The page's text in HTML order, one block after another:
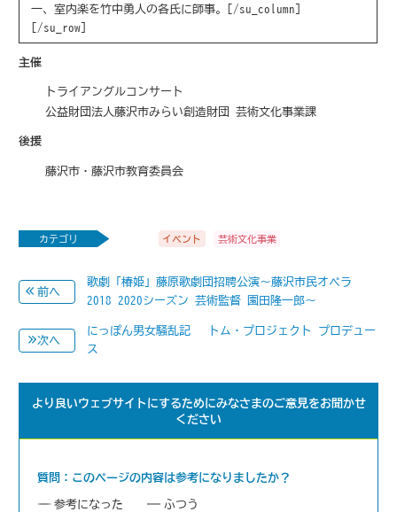
一、室内楽を竹中勇人の各氏に師事。
[/su_column]
[/su_row]
主催
トライアングルコンサート
公益財団法人藤沢市みらい創造財団 芸術文化事業課
後援
藤沢市・藤沢市教育委員会
カテゴリ イベント 芸術文化事業
前へ
歌劇「椿姫」藤原歌劇団招聘公演～藤沢市民オペラ
2018-2020シーズン 芸術監督 園田隆一郎～
次へ
にっぽん男女騒乱記 -トム・プロジェクト プロデュー
ス-
より良いウェブサイトにするためにみなさまのご意見をお聞かせ
ください
質問：このページの内容は参考になりましたか？
参考になった
ふつう